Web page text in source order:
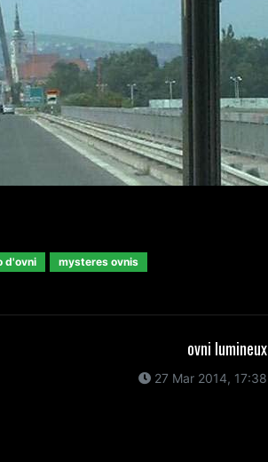
d'ovni mysteres ovnis
ovni lumineux
27 Mar 2014, 17:38